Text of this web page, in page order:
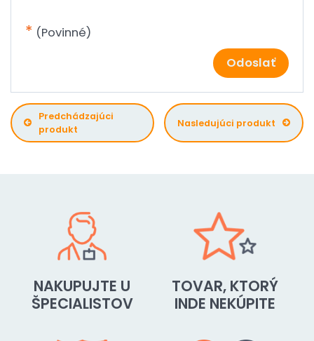
* (Povinné)
Odoslať
Predchádzajúci
produkt
Nasledujúci produkt
NAKUPUJTE U
ŠPECIALISTOV
TOVAR, KTORÝ
INDE NEKÚPITE